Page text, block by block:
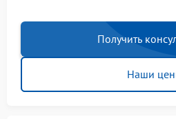
Получить
Наши